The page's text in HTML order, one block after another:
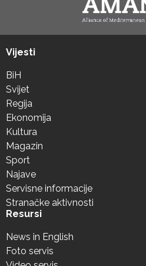
Vijesti
BiH
Svijet
Regija
Ekonomija
Kultura
Magazin
Sport
Najave
Servisne informacije
Stranačke aktivnosti
Resursi
News in English
Foto servis